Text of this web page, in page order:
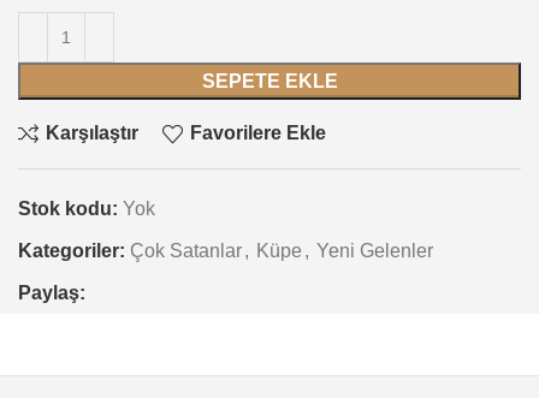
SEPETE EKLE
Karşılaştır Favorilere Ekle
Stok kodu: Yok
Kategoriler: Çok Satanlar, Küpe , Yeni Gelenler
Paylaş: